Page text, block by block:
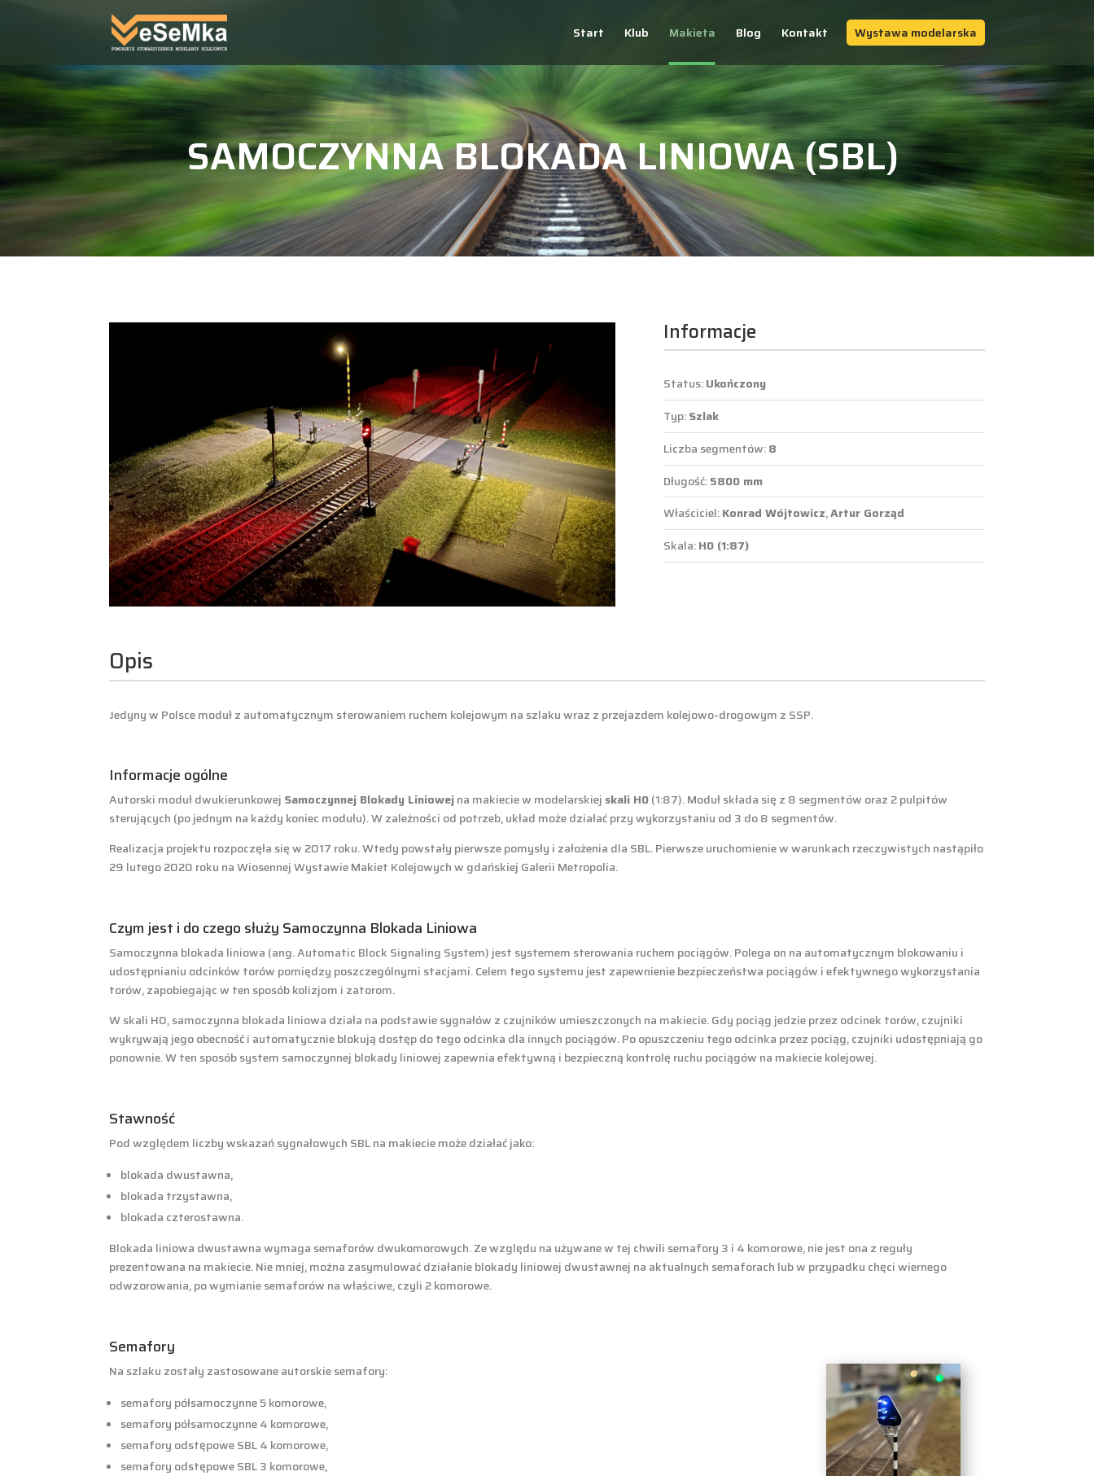
Start Klub Makieta Blog Kontakt Wystawa modelarska
SAMOCZYNNA BLOKADA LINIOWA (SBL)
Informacje
Status:Ukończony
Typ:Szlak
Liczba segmentów:8
Długość:5800 mm
Właściciel:Konrad Wójtowicz,Artur Gorząd
Skala:H0 (1:87)
Opis
Jedyny w Polsce moduł z automatycznym sterowaniem ruchem kolejowym na szlaku wraz z przejazdem kolejowo-drogowym z SSP.
Informacje ogólne
Autorski moduł dwukierunkowej Samoczynnej Blokady Liniowejna makiecie w modelarskiej skali H0(1:87). Moduł składa się z 8 segmentów oraz 2 pulpitów
sterujących (po jednym na każdy koniec modułu). W zależności od potrzeb, układ może działać przy wykorzystaniu od 3 do 8 segmentów.
Realizacja projektu rozpoczęła się w 2017 roku. Wtedy powstały pierwsze pomysły i założenia dla SBL. Pierwsze uruchomienie w warunkach rzeczywistych nastąpiło
29 lutego 2020 roku na Wiosennej Wystawie Makiet Kolejowych w gdańskiej Galerii Metropolia.
Czym jest i do czego służy Samoczynna Blokada Liniowa
Samoczynna blokada liniowa (ang. Automatic Block Signaling System) jest systemem sterowania ruchem pociągów. Polega on na automatycznym blokowaniu i
udostępnianiu odcinków torów pomiędzy poszczególnymi stacjami. Celem tego systemu jest zapewnienie bezpieczeństwa pociągów i efektywnego wykorzystania
torów, zapobiegając w ten sposób kolizjom i zatorom.
W skali H0, samoczynna blokada liniowa działa na podstawie sygnałów z czujników umieszczonych na makiecie. Gdy pociąg jedzie przez odcinek torów, czujniki
wykrywają jego obecność i automatycznie blokują dostęp do tego odcinka dla innych pociągów. Po opuszczeniu tego odcinka przez pociąg, czujniki udostępniają go
ponownie. W ten sposób system samoczynnej blokady liniowej zapewnia efektywną i bezpieczną kontrolę ruchu pociągów na makiecie kolejowej.
Stawność
Pod względem liczby wskazań sygnałowych SBL na makiecie może działać jako:
blokada dwustawna,
blokada trzystawna,
blokada czterostawna.
Blokada liniowa dwustawna wymaga semaforów dwukomorowych. Ze względu na używane w tej chwili semafory 3 i 4 komorowe, nie jest ona z reguły
prezentowana na makiecie. Nie mniej, można zasymulować działanie blokady liniowej dwustawnej na aktualnych semaforach lub w przypadku chęci wiernego
odwzorowania, po wymianie semaforów na właściwe, czyli 2 komorowe.
Semafory
Na szlaku zostały zastosowane autorskie semafory:
semafory półsamoczynne 5 komorowe,
semafory półsamoczynne 4 komorowe,
semafory odstępowe SBL 4 komorowe,
semafory odstępowe SBL 3 komorowe,